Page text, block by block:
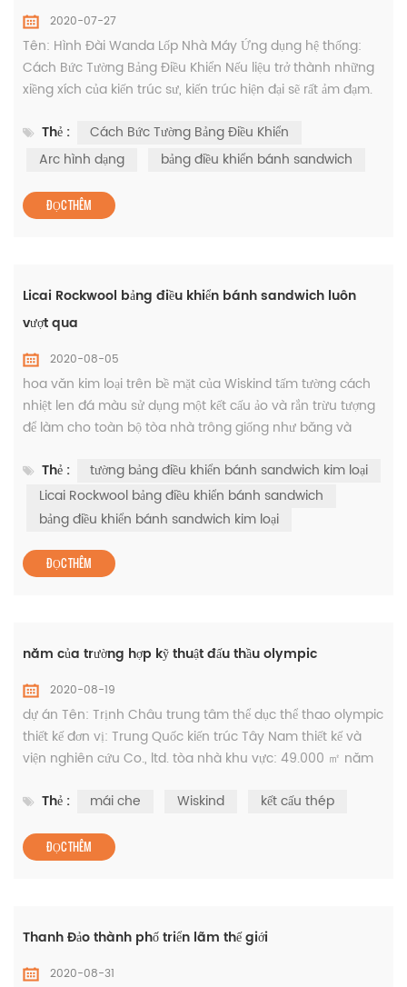
2020-07-27
Tên: Hình Đài Wanda Lốp Nhà Máy Ứng dụng hệ thống:
Cách Bức Tường Bảng Điều Khiển Nếu liệu trở thành những
xiềng xích của kiến trúc sư, kiến trúc hiện đại sẽ rất ảm đạm.
toàn, lịch sử của nhân loại sẽ được giảm bớt. Những vật liệu
tốt nhất có thể đẩy mạnh mà không bị giới sáng tạo, Các
Thẻ :
Cách Bức Tường Bảng Điều Khiển
Arc hình dạng
bảng điều khiển bánh sandwich
ĐỌC THÊM
Licai Rockwool bảng điều khiển bánh sandwich luôn
vượt qua
2020-08-05
hoa văn kim loại trên bề mặt của Wiskind tấm tường cách
nhiệt len ​​đá màu sử dụng một kết cấu ảo và rắn trừu tượng
để làm cho toàn bộ tòa nhà trông giống như băng và
giữa năm có nửa năm mùa đông giải thích độc đáo của
vùng lạnh, kiến ​​trúc sư giải thích hình thức của băng và
tuyết trên tường bảng điều khiển bánh sandwich kim loại, vì
Thẻ :
tường bảng điều khiển bánh sandwich kim loại
Licai Rockwool bảng điều khiển bánh sandwich
bảng điều khiển bánh sandwich kim loại
ĐỌC THÊM
năm của trường hợp kỹ thuật đấu thầu olympic
2020-08-19
dự án Tên: Trịnh Châu trung tâm thể dục thể thao olympic
thiết kế đơn vị: Trung Quốc kiến ​​trúc Tây Nam thiết kế và
viện nghiên cứu Co., ltd. tòa nhà khu vực: 49.000 ㎡ năm
nhôm-magiê-mangan hệ thống mái ứng dụng khu vực:
thông tin: Giải vàng kết cấu thép Trung Quốc, Hà Nam giải
thưởng thành tự...
Thẻ : mái che Wiskind kết cấu thép
ĐỌC THÊM
Thanh Đảo thành phố triển lãm thế giới
2020-08-31